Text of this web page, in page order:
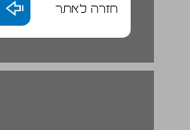
חזרה לאתר
כלל ופרט ... 26